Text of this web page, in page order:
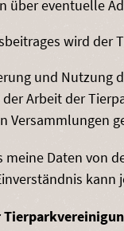
über eventuelle
wird der
und Nutzung
Arbeit der
Versammlungen
Daten von